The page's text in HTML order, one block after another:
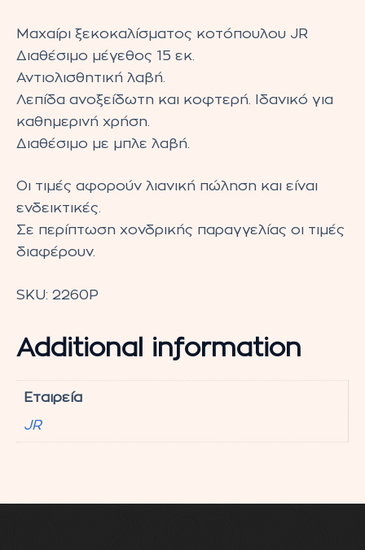
Μαχαίρι ξεκοκαλίσματος κοτόπουλου JR
Διαθέσιμο μέγεθος 15 εκ.
Αντιολισθητική λαβή.
Λεπίδα ανοξείδωτη και κοφτερή. Ιδανικό για
καθημερινή χρήση.
Διαθέσιμο με μπλε λαβή.
Οι τιμές αφορούν λιανική πώληση και είναι
ενδεικτικές.
Σε περίπτωση χονδρικής παραγγελίας οι τιμές
διαφέρουν.
SKU: 2260P
Additional information
Εταιρεία
JR